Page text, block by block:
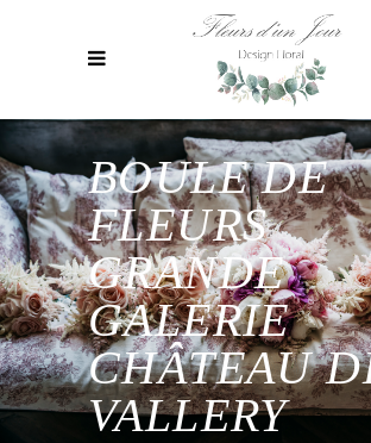
BOULE DE
FLEURS
GRANDE
GALERIE
CHÂTEAU
VALLERY